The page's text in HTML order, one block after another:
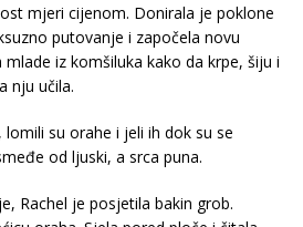
mjeri cijenom. Donirala je poklone
putovanje i započela novu
iz komšiluka kako da krpe, šiju i
nju učila.
su orahe i jeli ih dok su se
od ljuski, a srca puna.
Rachel je posjetila bakin grob.